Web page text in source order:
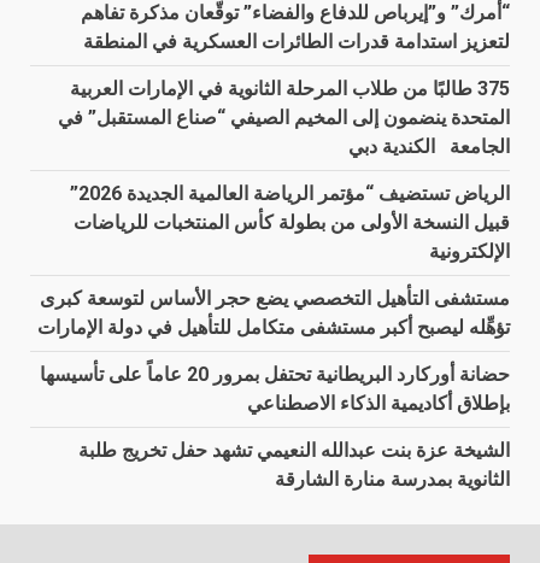
“أمرك” و”إيرباص للدفاع والفضاء” توقّعان مذكرة تفاهم
لتعزيز استدامة قدرات الطائرات العسكرية في المنطقة
375 طالبًا من طلاب المرحلة الثانوية في الإمارات العربية
المتحدة ينضمون إلى المخيم الصيفي “صناع المستقبل” في
الجامعة الكندية دبي
الرياض تستضيف “مؤتمر الرياضة العالمية الجديدة 2026”
قبيل النسخة الأولى من بطولة كأس المنتخبات للرياضات
الإلكترونية
مستشفى التأهيل التخصصي يضع حجر الأساس لتوسعة كبرى
تؤهِّله ليصبح أكبر مستشفى متكامل للتأهيل في دولة الإمارات
حضانة أوركارد البريطانية تحتفل بمرور 20 عاماً على تأسيسها
بإطلاق أكاديمية الذكاء الاصطناعي
الشيخة عزة بنت عبدالله النعيمي تشهد حفل تخريج طلبة
الثانوية بمدرسة منارة الشارقة